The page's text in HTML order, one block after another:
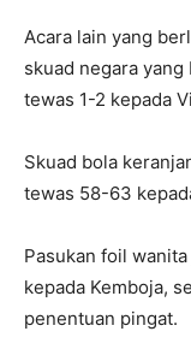
Acara lain yang
skuad negara
tewas 1-2 kepada
Skuad bola
tewas 58-63
Pasukan foil
kepada Kemboja,
penentuan pingat.